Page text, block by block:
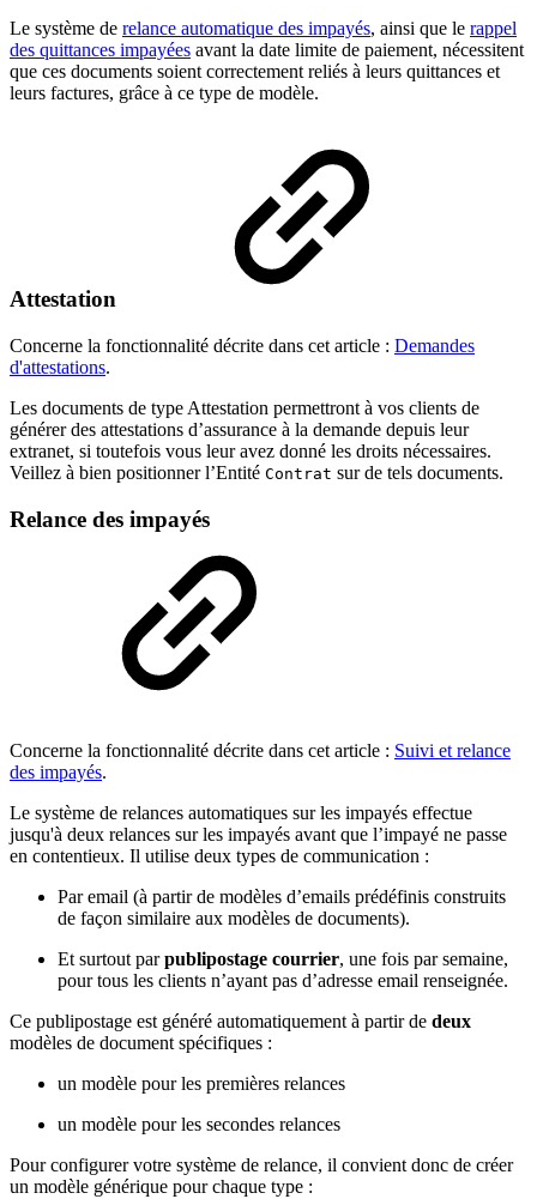
Le système de relance automatique des impayés, ainsi que le rappel
des quittances impayées avant la date limite de paiement, nécessitent
que ces documents soient correctement reliés à leurs quittances et
leurs factures, grâce à ce type de modèle.
Attestation
Concerne la fonctionnalité décrite dans cet article : Demandes
d'attestations.
Les documents de type Attestation permettront à vos clients de
générer des attestations d’assurance à la demande depuis leur
extranet, si toutefois vous leur avez donné les droits nécessaires.
Veillez à bien positionner l’Entité Contrat sur de tels documents.
Relance des impayés
Concerne la fonctionnalité décrite dans cet article : Suivi et relance
des impayés.
Le système de relances automatiques sur les impayés effectue
jusqu'à deux relances sur les impayés avant que l’impayé ne passe
en contentieux. Il utilise deux types de communication :
Par email (à partir de modèles d’emails prédéfinis construits
de façon similaire aux modèles de documents).
Et surtout parpublipostage courrier, une fois par semaine,
pour tous les clients n’ayant pas d’adresse email renseignée.
Ce publipostage est généré automatiquement à partir de deux
modèles de document spécifiques :
un modèle pour les premières relances
un modèle pour les secondes relances
Pour configurer votre système de relance, il convient donc de créer
un modèle générique pour chaque type :